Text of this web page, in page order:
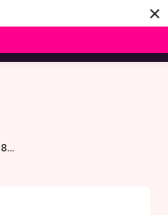
×
Prima Donna Twist Badala rioslip 38-46 venetian pink